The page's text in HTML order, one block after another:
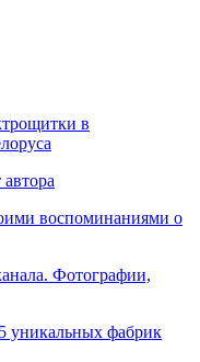
в
воспоминаниями о
Фотографии,
уникальных фабрик